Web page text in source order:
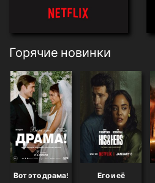
Горячие новинки
Вот это драма! Его и её